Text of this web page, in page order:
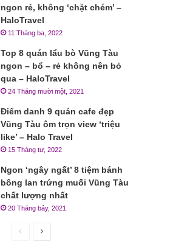
ngon rẻ, không ‘chặt chém’ –
HaloTravel
11 Tháng ba, 2022
Top 8 quán lẩu bò Vũng Tàu
ngon – bổ – rẻ không nên bỏ
qua – HaloTravel
24 Tháng mười một, 2021
Điểm danh 9 quán cafe đẹp
Vũng Tàu ôm trọn view ‘triệu
like’ – Halo Travel
15 Tháng tư, 2022
Ngon ‘ngây ngất’ 8 tiệm bánh
bông lan trứng muối Vũng Tàu
chất lượng nhất
20 Tháng bảy, 2021
Trang